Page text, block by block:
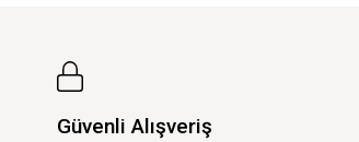
Güvenli Alışveriş